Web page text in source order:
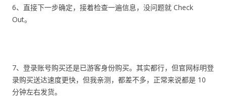
6、直接下一步确定，接着检查一遍信息，没问题就 Check
Out。
7、登录账号购买还是已游客身份购买。其实都行，但官网标明登
录购买送达速度更快，但我亲测，都差不多，正常来说都是 10
分钟左右发货。